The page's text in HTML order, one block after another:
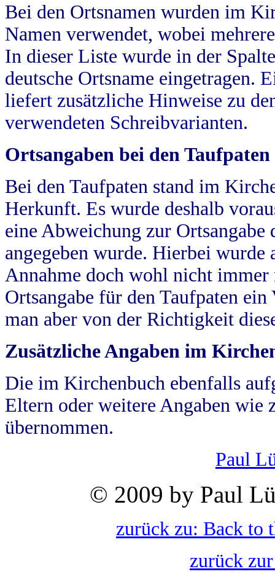
Bei den Ortsnamen wurden im
Namen verwendet, wobei
In dieser Liste wurde in der
deutsche Ortsname eingetragen.
liefert zusätzliche Hinweise zu
verwendeten Schreibvarianten.
Ortsangaben bei den Taufpaten
Bei den Taufpaten stand im
Herkunft. Es wurde deshalb
eine Abweichung zur
angegeben wurde. Hierbei wurde
Annahme doch wohl nicht
Ortsangabe für den Taufpaten
man aber von der Richtigkeit
Zusätzliche Angaben im
Die im Kirchenbuch ebenfalls
Eltern oder weitere Angaben wie
übernommen.
Paul
© 2009 by Paul
zurück zu: Back to
zurück